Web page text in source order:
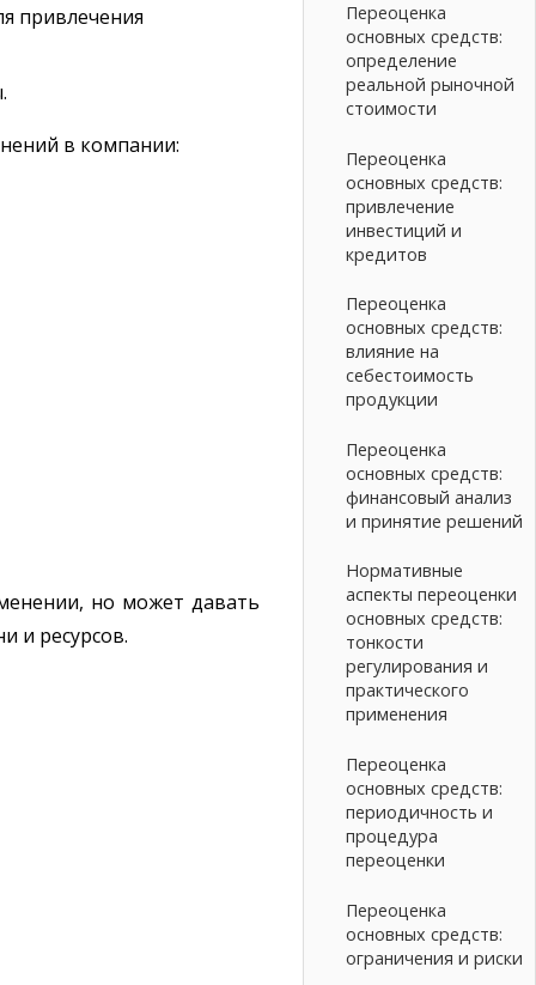
привлечения
в компании:
но может давать
и ресурсов.
Переоценка
основных средств:
определение
реальной рыночной
стоимости
Переоценка
основных средств:
привлечение
инвестиций и
кредитов
Переоценка
основных средств:
влияние на
себестоимость
продукции
Переоценка
основных средств:
финансовый анализ
и принятие решений
Нормативные
аспекты переоценки
основных средств:
тонкости
регулирования и
практического
применения
Переоценка
основных средств:
периодичность и
процедура
переоценки
Переоценка
основных средств:
ограничения и риски